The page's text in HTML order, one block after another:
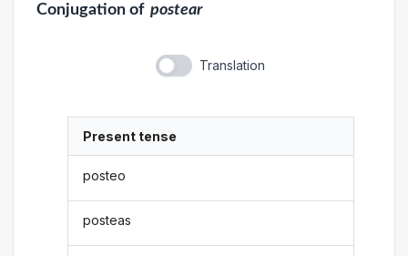
Conjugationof postear
Translation
Present tense
posteo
posteas